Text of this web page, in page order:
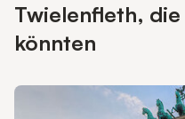
Twielenfleth,
könnten